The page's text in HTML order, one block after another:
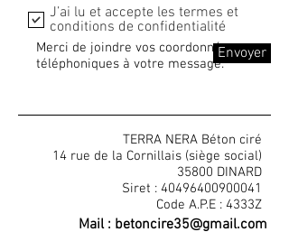
Merci de joindre vos coordonnées
téléphoniques à votre message.
J’ai lu et accepte les termes et
conditions de confidentialité
Envoyer
TERRA NERA Béton ciré
14 rue de la Cornillais (siège social)
35800 DINARD
Siret : 40496400900041
Code A.P.E : 4333Z
Mail : betoncire35@gmail.com